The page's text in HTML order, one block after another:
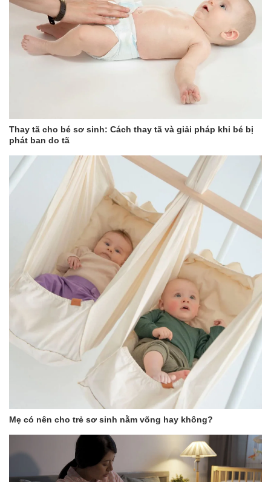
Thay tã cho bé sơ sinh: Cách thay tã và giải pháp khi bé bị
phát ban do tã
Mẹ có nên cho trẻ sơ sinh nằm võng hay không?